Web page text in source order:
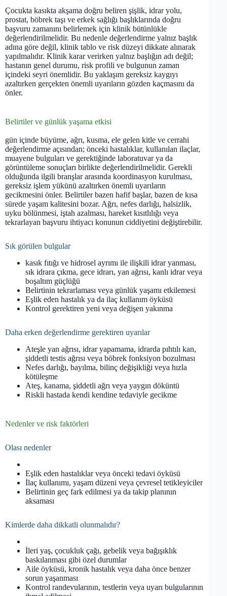
Çocukta kasıkta akşama doğru beliren şişlik, idrar yolu,
prostat, böbrek taşı ve erkek sağlığı başlıklarında doğru
başvuru zamanını belirlemek için klinik bütünlükle
değerlendirilmelidir. Bu nedenle değerlendirme yalnız başlık
adına göre değil, klinik tablo ve risk düzeyi dikkate alınarak
yapılmalıdır. Klinik karar verirken yalnız başlığın adı değil;
hastanın genel durumu, risk profili ve bulgunun zaman
içindeki seyri önemlidir. Bu yaklaşım gereksiz kaygıyı
azaltırken gerçekten önemli uyarıların gözden kaçmasını da
önler.
Belirtiler ve günlük yaşama etkisi
gün içinde büyüme, ağrı, kusma, ele gelen kitle ve cerrahi
değerlendirme açısından; önceki hastalıklar, kullanılan ilaçlar,
muayene bulguları ve gerektiğinde laboratuvar ya da
görüntüleme sonuçları birlikte değerlendirilmelidir. Gerekli
olduğunda ilgili branşlar arasında koordinasyon kurulması,
gereksiz işlem yükünü azaltırken önemli uyarıların
gecikmesini önler. Belirtiler bazen hafif başlar, bazen de kısa
sürede yaşam kalitesini bozar. Ağrı, nefes darlığı, halsizlik,
uyku bölünmesi, iştah azalması, hareket kısıtlılığı veya
tekrarlayan başvuru ihtiyacı konunun ciddiyetini değiştirebilir.
Sık görülen bulgular
kasık fıtığı ve hidrosel ayrımı ile ilişkili idrar yanması,
sık idrara çıkma, gece idrarı, yan ağrısı, kanlı idrar veya
boşaltım güçlüğü
Belirtinin tekrarlaması veya günlük yaşamı etkilemesi
Eşlik eden hastalık ya da ilaç kullanım öyküsü
Kontrol gerektiren yeni veya değişen yakınma
Daha erken değerlendirme gerektiren uyarılar
Ateşle yan ağrısı, idrar yapamama, idrarda pıhtılı kan,
şiddetli testis ağrısı veya böbrek fonksiyon bozulması
Nefes darlığı, bayılma, bilinç değişikliği veya hızla
kötüleşme
Ateş, kanama, şiddetli ağrı veya yaygın döküntü
Riskli hastada kendi kendine tedaviyle gecikme
Nedenler ve risk faktörleri
Olası nedenler
Eşlik eden hastalıklar veya önceki tedavi öyküsü
İlaç kullanımı, yaşam düzeni veya çevresel tetikleyiciler
Belirtinin geç fark edilmesi ya da takip planının
aksaması
Kimlerde daha dikkatli olunmalıdır?
İleri yaş, çocukluk çağı, gebelik veya bağışıklık
baskılanması gibi özel durumlar
Aile öyküsü, kronik hastalık veya daha önce benzer
sorun yaşanması
Kontrol randevularının, testlerin veya uyarı bulgularının